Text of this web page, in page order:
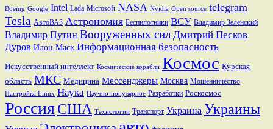
Boeing Google Intel Lada Microsoft NASA Nvidia Open source telegram
Tesla АвтоВАЗ Астрономия Беспилотники ВСУ Владимир Зеленский
Владимир Путин Вооруженных сил Дмитрий Песков
Дуров Илон Маск Информационная безопасность
Искусственный интеллект Космические корабли Космос Курская
область МКС Медицина Мессенджеры Москва Мошенничество
Настройка Linux Наука Научно-популярное Разработки Роскосмос
РоссияСША Технологии Транспорт Украина Украины